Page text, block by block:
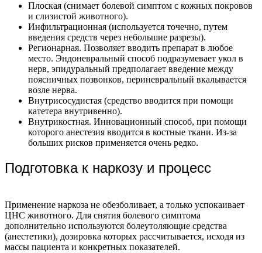
Плоская (снимает болевой симптом с кожных покровов
и слизистой животного).
Инфильтрационная (используется точечно, путем
введения средств через небольшие разрезы).
Регионарная. Позволяет вводить препарат в любое
место. Эндоневральный способ подразумевает укол в
нерв, эпидуральный предполагает введение между
поясничных позвонков, периневральный вкалывается
возле нерва.
Внутрисосудистая (средство вводится при помощи
катетера внутривенно).
Внутрикостная. Инновационный способ, при помощи
которого анестезия вводится в костные ткани. Из-за
больших рисков применяется очень редко.
Подготовка к наркозу и процесс
Применение наркоза не обезболивает, а только успокаивает
ЦНС животного. Для снятия болевого симптома
дополнительно используются болеутоляющие средства
(анестетики), дозировка которых рассчитывается, исходя из
массы пациента и конкретных показателей.